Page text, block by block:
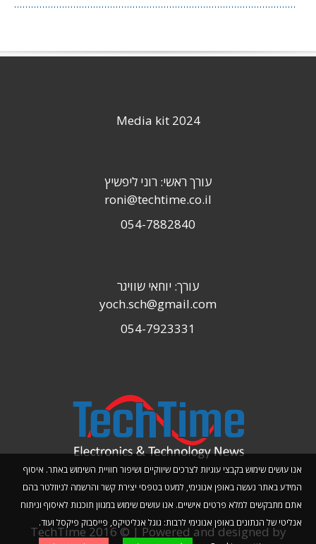
אנו עושים שימוש בקבצי עוגיות לצרכים שיווקיים ושיפור חוויית השימוש באתר. איסוף
המידע באתר נעשה באופן אנונימי, למעט בטפסי יצירת קשר והרשמה לניוזלטר בהם
אתם מתבקשים למלא פרטים אישיים. אנו עושים שימוש במגוון תוכנות לאיסוף וניתוח
אנליטי של הנתונים באופן אנונימי לרבות: גוגל אנליטיקס, פייסבוק פיקסל ועוד.
Media kit 2024
עורך ראשי: רוני ליפשיץ
roni@techtime.co.il
054-7882840
עורך: יוחאי שוויגר
yoch.sch@gmail.com
054-7923331
TechTime 2016 © | Powered and designed by